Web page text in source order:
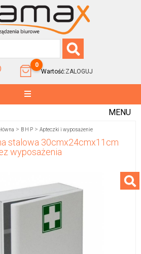
0
Wartość:ZALOGUJ
MENU
> B H P > Apteczki i wyposażenie
stalowa 30cmx24cmx11cm
wyposażenia